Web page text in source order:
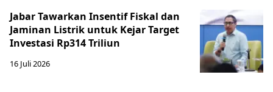
Jabar Tawarkan Insentif Fiskal dan
Jaminan Listrik untuk Kejar Target
Investasi Rp314 Triliun
16 Juli 2026